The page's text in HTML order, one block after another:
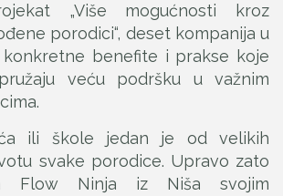
„Više mogućnosti kroz
porodici“, deset kompanija u
benefite i prakse koje
veću podršku u važnim
ili škole jedan je od velikih
svake porodice. Upravo zato
Flow Ninja iz Niša svojim